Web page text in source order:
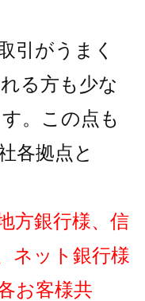
引がうまく
る方も少な
。この点も
各拠点と
方銀行様、信
ネット銀行様
お客様共